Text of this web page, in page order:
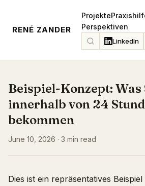
RENÉ ZANDER
Projekte
Perspektiven
LinkedIn
Beispiel-Konzept: Was
innerhalb von 24
bekommen
June 10, 2026 · 3 min read
Dies ist ein repräsentatives